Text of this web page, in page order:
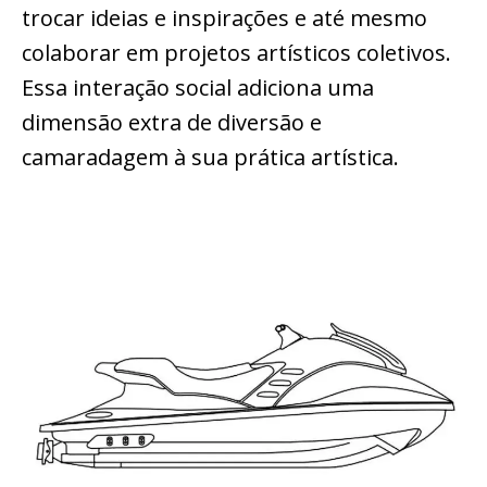
trocar ideias e inspirações e até mesmo
colaborar em projetos artísticos coletivos.
Essa interação social adiciona uma
dimensão extra de diversão e
camaradagem à sua prática artística.